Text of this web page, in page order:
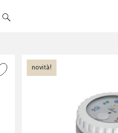
DI ZONE
2 zone d’irrigazione
a 4 zone d’irrigazione
novità!